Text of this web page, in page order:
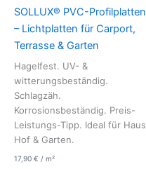
SOLLUX® PVC-Profilplatten
– Lichtplatten für Carport,
Terrasse & Garten
Hagelfest. UV- &
witterungsbeständig.
Schlagzäh.
Korrosionsbeständig. Preis-
Leistungs-Tipp. Ideal für Haus,
Hof & Garten.
17,90 € / m²